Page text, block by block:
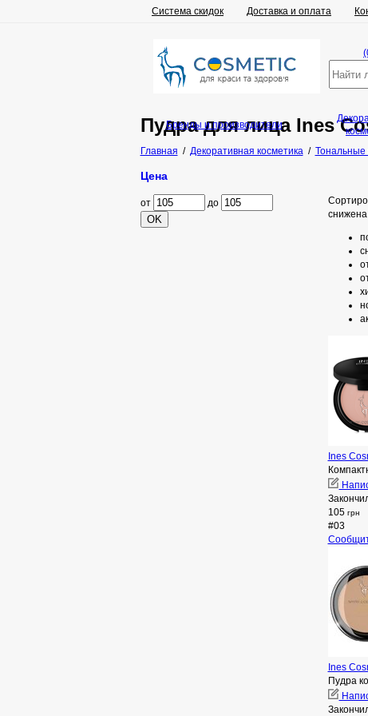
Система скидок Доставка и оплата
Пудра для лица Ines
Главная / Декоративная косметика/ Тональные
Ines
105 грн
#03
Ines
Пудра
Бренды и производители
Цена
от до
OK